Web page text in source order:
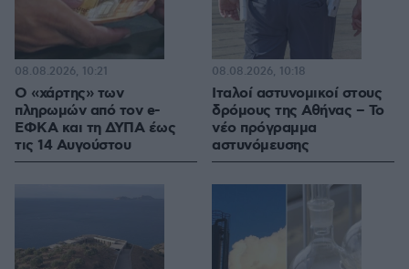
Ο «χάρτης» των
πληρωμών από τον e-
ΕΦΚΑ και τη ΔΥΠΑ έως
τις 14 Αυγούστου
08.08.2026, 10:21
Ιταλοί αστυνομικοί στους
δρόμους της Αθήνας – Το
νέο πρόγραμμα
αστυνόμευσης
08.08.2026, 10:18